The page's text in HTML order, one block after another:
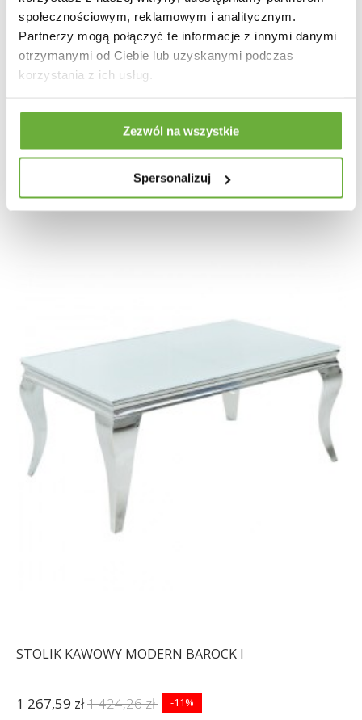
społecznościowym, reklamowym i analitycznym.
Partnerzy mogą połączyć te informacje z innymi danymi
otrzymanymi od Ciebie lub uzyskanymi podczas
korzystania z ich usług.
Zezwól na wszystkie
Spersonalizuj
STOLIK KAWOWY MODERN BAROCK
1 174,09 zł1 319,20 zł -11%
STOLIK KAWOWY MODERN BAROCK I
1 267,59 zł1 424,26 zł -11%